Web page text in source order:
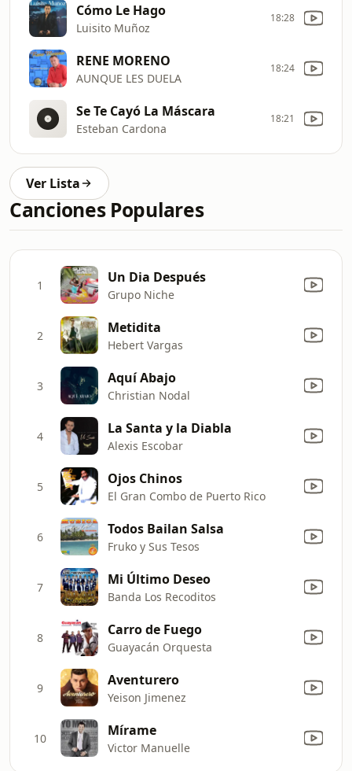
Cómo Le Hago
Luisito Muñoz
18:28
RENE MORENO
AUNQUE LES DUELA
18:24
Se Te Cayó La Máscara
Esteban Cardona
18:21
Ver Lista
Canciones Populares
1 Un Dia Después
Grupo Niche
2 Metidita
Hebert Vargas
3 Aquí Abajo
Christian Nodal
4 La Santa y la Diabla
Alexis Escobar
5 Ojos Chinos
El Gran Combo de Puerto Rico
6 Todos Bailan Salsa
Fruko y Sus Tesos
7 Mi Último Deseo
Banda Los Recoditos
8 Carro de Fuego
Guayacán Orquesta
9 Aventurero
Yeison Jimenez
10 Mírame
Victor Manuelle